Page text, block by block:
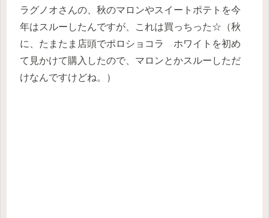
ラグノオさんの、秋のマロンやスイートポテトを今
年はスルーしたんですが、これは買っちった☆（秋
に、たまたま店頭でポロショコラ ホワイトを初め
て見かけて購入したので、マロンとかスルーしただ
けなんですけどね。）